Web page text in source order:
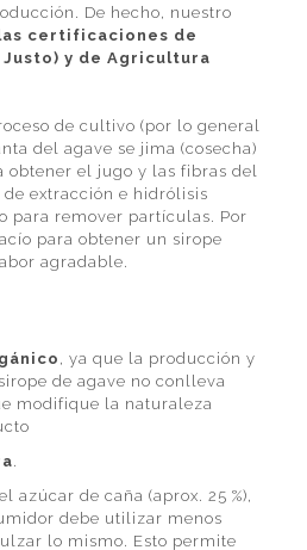
De hecho, nuestro
certificaciones de
y de Agricultura
de cultivo (por lo general
del agave se jima (cosecha)
obtener el jugo y las fibras del
de extracción e hidrólisis
para remover partículas. Por
para obtener un sirope
agradable.
, ya que la producción y
de agave no conlleva
modifique la naturaleza
.
azúcar de caña (aprox. 25 %),
debe utilizar menos
lo mismo. Esto permite